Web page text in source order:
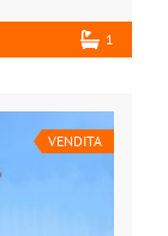
1
VENDITA